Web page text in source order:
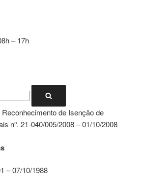
– 17h
de Isenção de
nº. 21-040/005/2008 – 01/10/2008
– 07/10/1988